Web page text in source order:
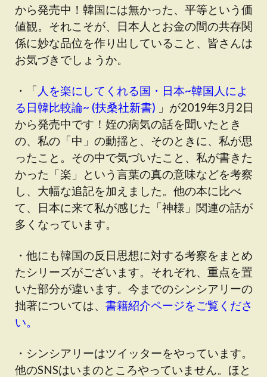
から発売中！韓国には無かった、平等という価
値観。それこそが、日本人とお金の間の共存関
係に妙な品位を作り出していること、皆さんは
お気づきでしょうか。
・「 人を楽にしてくれる国・日本~韓国人によ
る日韓比較論~ (扶桑社新書) 」が2019年3月2日
から発売中です！姪の病気の話を聞いたとき
の、私の「中」の動揺と、そのときに、私が思
ったこと。その中で気づいたこと、私が書きた
かった「楽」という言葉の真の意味などを考察
し、大幅な追記を加えました。他の本に比べ
て、日本に来て私が感じた「神様」関連の話が
多くなっています。
・他にも韓国の反日思想に対する考察をまとめ
たシリーズがございます。それぞれ、重点を置
いた部分が違います。今までのシンシアリーの
拙著については、 書籍紹介ページをご覧くださ
い。
・シンシアリーはツイッターをやっています。
他のSNSはいまのところやっていません。ほと